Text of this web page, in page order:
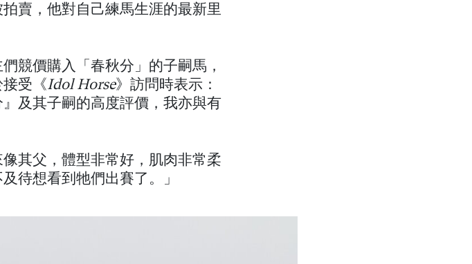
賣，他對自己練馬生涯的最新里
競價購入「春秋分」的子嗣馬，
受《Idol Horse》訪問時表示：
及其子嗣的高度評價，我亦與有
其父，體型非常好，肌肉非常柔
待想看到牠們出賽了。」